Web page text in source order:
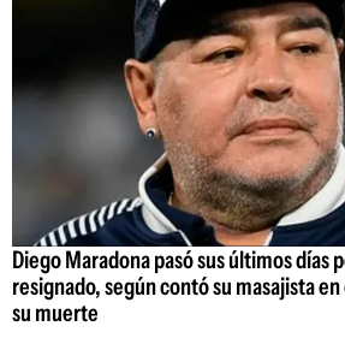
Diego Maradona pasó sus últimos días
resignado, según contó su masajista
su muerte